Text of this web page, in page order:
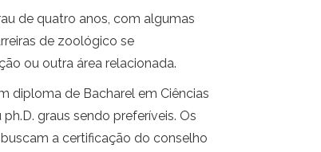
de quatro anos, com algumas
de zoológico se
ou outra área relacionada.
diploma de Bacharel em Ciências
graus sendo preferíveis. Os
a certificação do conselho